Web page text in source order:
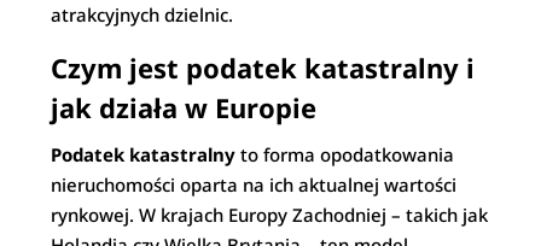
atrakcyjnych dzielnic.
Czym jest podatek katastralny i
jak działa w Europie
Podatek katastralny to forma opodatkowania
nieruchomości oparta na ich aktualnej wartości
rynkowej. W krajach Europy Zachodniej – takich jak